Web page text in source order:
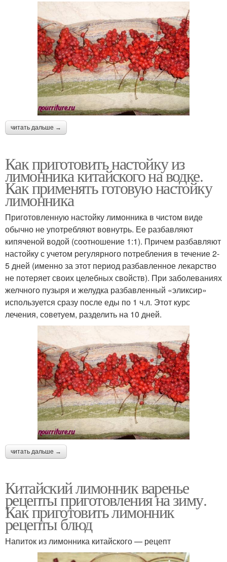
читать дальше →
Как приготовить настойку из
лимонника китайского на водке.
Как применять готовую настойку
лимонника
Приготовленную настойку лимонника в чистом виде
обычно не употребляют вовнутрь. Ее разбавляют
кипяченой водой (соотношение 1:1). Причем разбавляют
настойку с учетом регулярного потребления в течение 2-
5 дней (именно за этот период разбавленное лекарство
не потеряет своих целебных свойств). При заболеваниях
желчного пузыря и желудка разбавленный «эликсир»
используется сразу после еды по 1 ч.л. Этот курс
лечения, советуем, разделить на 10 дней.
читать дальше →
Китайский лимонник варенье
рецепты приготовления на зиму.
Как приготовить лимонник
рецепты блюд
Напиток из лимонника китайского — рецепт